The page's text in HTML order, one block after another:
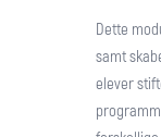
Dette
samt
elever